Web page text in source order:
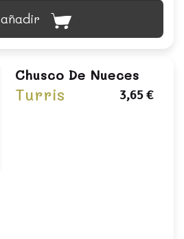
añadir
Chusco De Nueces
Turris 3,65 €